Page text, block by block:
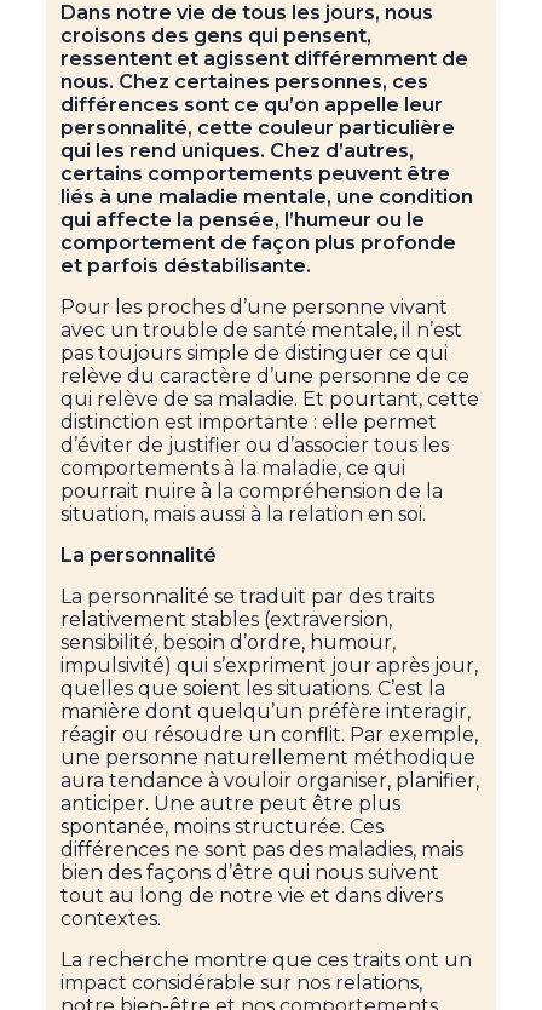
Dans notre vie de tous les jours, nous
croisons des gens qui pensent,
ressentent et agissent différemment de
nous. Chez certaines personnes, ces
différences sont ce qu’on appelle leur
personnalité, cette couleur particulière
qui les rend uniques. Chez d’autres,
certains comportements peuvent être
liés à une maladie mentale, une condition
qui affecte la pensée, l’humeur ou le
comportement de façon plus profonde
et parfois déstabilisante.
Pour les proches d’une personne vivant
avec un trouble de santé mentale, il n’est
pas toujours simple de distinguer ce qui
relève du caractère d’une personne de ce
qui relève de sa maladie. Et pourtant, cette
distinction est importante : elle permet
d’éviter de justifier ou d’associer tous les
comportements à la maladie, ce qui
pourrait nuire à la compréhension de la
situation, mais aussi à la relation en soi.
La personnalité
La personnalité se traduit par des traits
relativement stables (extraversion,
sensibilité, besoin d’ordre, humour,
impulsivité) qui s’expriment jour après jour,
quelles que soient les situations. C’est la
manière dont quelqu’un préfère interagir,
réagir ou résoudre un conflit. Par exemple,
une personne naturellement méthodique
aura tendance à vouloir organiser, planifier,
anticiper. Une autre peut être plus
spontanée, moins structurée. Ces
différences ne sont pas des maladies, mais
bien des façons d’être qui nous suivent
tout au long de notre vie et dans divers
contextes.
La recherche montre que ces traits ont un
impact considérable sur nos relations,